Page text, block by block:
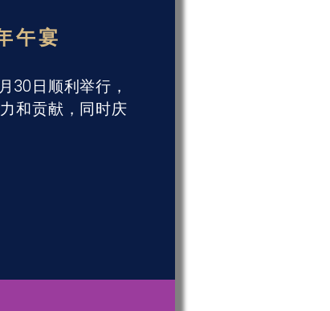
午宴
30日顺利举行，
和贡献，同时庆